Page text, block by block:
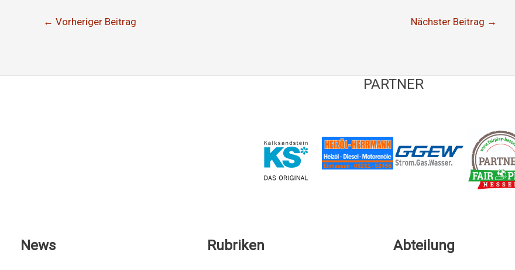
← Vorheriger Beitrag Nächster Beitrag →
PARTNER
News Rubriken Abteilung